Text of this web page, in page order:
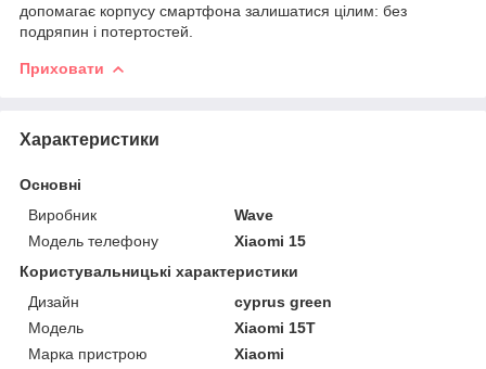
допомагає корпусу смартфона залишатися цілим: без
подряпин і потертостей.
Приховати
Характеристики
Основні
Виробник
Wave
Модель телефону
Xiaomi 15
Користувальницькі характеристики
Дизайн
cyprus green
Мoдель
Xiaomi 15T
Марка пристрою
Xiaomi